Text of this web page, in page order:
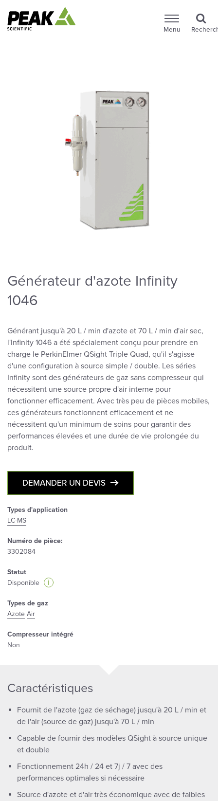
Menu
Types d'application
LC-MS
Numéro de pièce:
3302084
Statut
Disponible
i
Types de gaz
Azote Air
Compresseur intégré
Non
Générateur d'azote Infinity
1046
Générant jusqu'à 20 L / min d'azote et 70 L / min d'air sec,
l'Infinity 1046 a été spécialement conçu pour prendre en
charge le PerkinElmer QSight Triple Quad, qu'il s'agisse
d'une configuration à source simple / double. Les séries
Infinity sont des générateurs de gaz sans compresseur qui
nécessitent une source propre d'air interne pour
fonctionner efficacement. Avec très peu de pièces mobiles,
ces générateurs fonctionnent efficacement et ne
nécessitent qu'un minimum de soins pour garantir des
performances élevées et une durée de vie prolongée du
produit.
DEMANDER UN DEVIS
Caractéristiques
Fournit de l'azote (gaz de séchage) jusqu'à 20 L / min et
de l'air (source de gaz) jusqu'à 70 L / min
Capable de fournir des modèles QSight à source unique
et double
Fonctionnement 24h / 24 et 7j / 7 avec des
performances optimales si nécessaire
Source d'azote et d'air très économique avec de faibles